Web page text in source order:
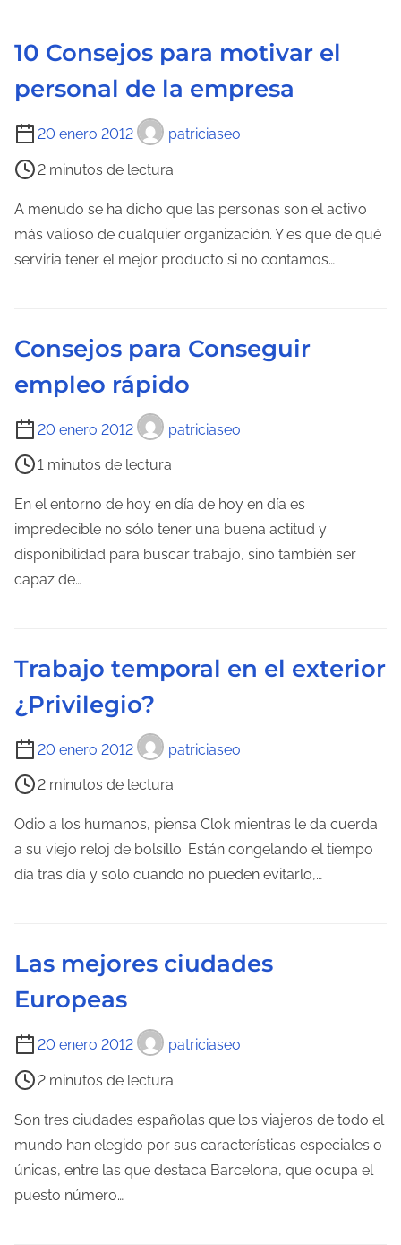
c
t
r
a
d
e
l
a
r
a
a
10 Consejos para motivar el
personal de la empresa
20 enero 2012 patriciaseo
T
e
m
p
o
e
c
u
r
d
e
l
a
t
a
a
2 minutos de lectura
A menudo se ha dicho que las personas son el activo
más valioso de cualquier organización. Y es que de qué
serviria tener el mejor producto si no contamos…
Consejos para Conseguir
empleo rápido
20 enero 2012 patriciaseo
T
e
m
p
o
d
c
r
a
e
l
a
t
r
a
a
1 minutos de lectura
En el entorno de hoy en día de hoy en día es
impredecible no sólo tener una buena actitud y
disponibilidad para buscar trabajo, sino también ser
capaz de…
Trabajo temporal en el exterior
¿Privilegio?
20 enero 2012 patriciaseo
T
e
m
p
o
e
c
u
r
d
e
l
a
2 minutos de lectura
Odio a los humanos, piensa Clok mientras le da cuerda
a su viejo reloj de bolsillo. Están congelando el tiempo
día tras día y solo cuando no pueden evitarlo,…
Las mejores ciudades
Europeas
20 enero 2012 patriciaseo
T
e
m
p
o
d
2 minutos de lectura
Son tres ciudades españolas que los viajeros de todo el
mundo han elegido por sus características especiales o
únicas, entre las que destaca Barcelona, que ocupa el
puesto número…